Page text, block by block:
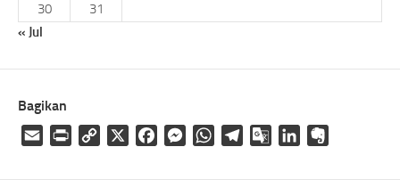
30
31
« Jul
Bagikan
Email
Print
Copy
FacebookMessengerWhatsAppTelegramGoogleLinkedIn